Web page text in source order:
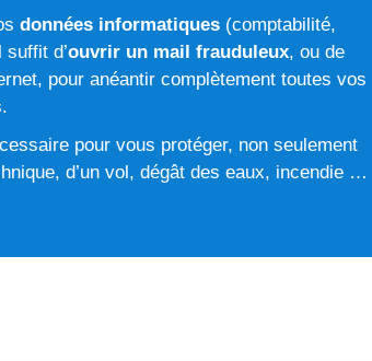
données informatiques(comptabilité,
d’ouvrir un mail frauduleux, ou de
pour anéantir complètement toutes vos
pour vous protéger, non seulement
d’un vol, dégât des eaux, incendie …